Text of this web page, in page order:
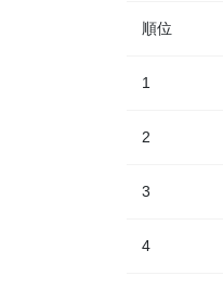
順位
1
2
3
4